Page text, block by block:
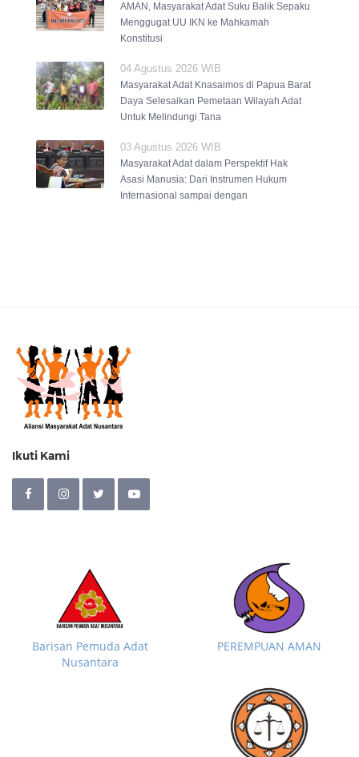
AMAN, Masyarakat Adat Suku Balik Sepaku
Menggugat UU IKN ke Mahkamah
Konstitusi
04 Agustus 2026 WIB
Masyarakat Adat Knasaimos di Papua Barat
Daya Selesaikan Pemetaan Wilayah Adat
Untuk Melindungi Tana
03 Agustus 2026 WIB
Masyarakat Adat dalam Perspektif Hak
Asasi Manusia: Dari Instrumen Hukum
Internasional sampai dengan
Ikuti Kami
Barisan Pemuda Adat
Nusantara
PEREMPUAN AMAN